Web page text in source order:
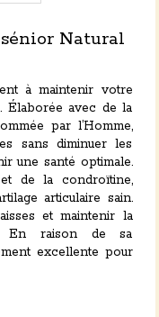
Natural
à maintenir votre
avec de la
par l’Homme,
sans diminuer les
une santé optimale.
de la condroïtine,
articulaire sain.
et maintenir la
En raison de sa
excellente pour